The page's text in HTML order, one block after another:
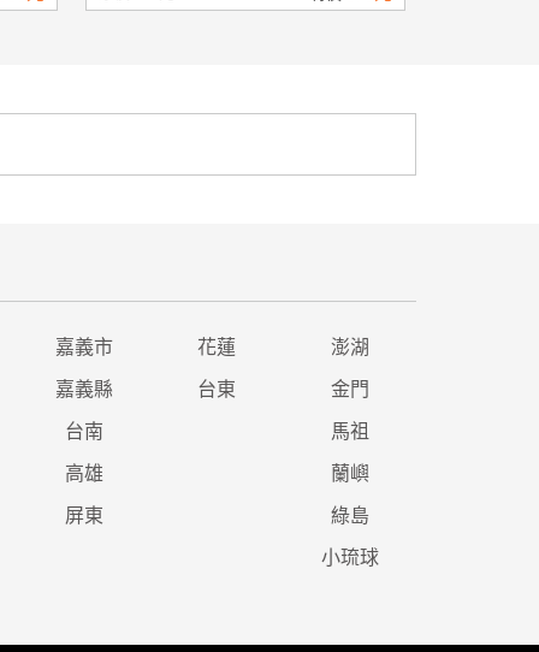
嘉義市 花蓮 澎湖
嘉義縣 台東 金門
台南 馬祖
高雄 蘭嶼
屏東 綠島
小琉球